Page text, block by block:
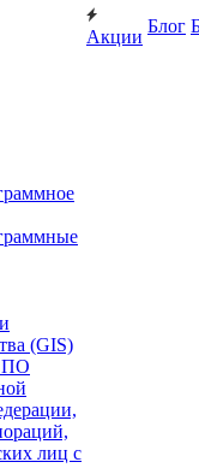
(GIS)
ПО
лиц с
Акции
Блог